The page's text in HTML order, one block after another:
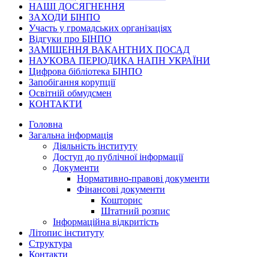
НАШІ ДОСЯГНЕННЯ
ЗАХОДИ БІНПО
Участь у громадських організаціях
Відгуки про БІНПО
ЗАМІЩЕННЯ ВАКАНТНИХ ПОСАД
НАУКОВА ПЕРІОДИКА НАПН УКРАЇНИ
Цифрова бібліотека БІНПО
Запобігання корупції
Освітній обмудсмен
КОНТАКТИ
Головна
Загальна інформація
Діяльність інституту
Доступ до публічної інформації
Документи
Нормативно-правові документи
Фінансові документи
Кошторис
Штатний розпис
Інформаційна відкритість
Літопис інституту
Структура
Контакти